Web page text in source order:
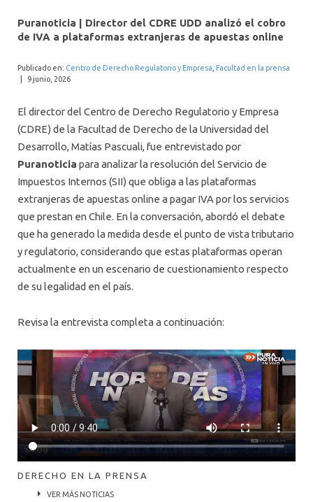
INTERNACIONAL
Puranoticia | Director del CDRE UDD analizó el cobro
de IVA a plataformas extranjeras de apuestas online
Publicado en: Centro de Derecho Regulatorio y Empresa Facultad en la prensa
9 junio, 2026
El director del Centro de Derecho Regulatorio y Empresa
(CDRE) de la Facultad de Derecho de la Universidad del
Desarrollo, Matías Pascuali, fue entrevistado por
Puranoticia para analizar la resolución del Servicio de
Impuestos Internos (SII) que obliga a las plataformas
extranjeras de apuestas online a pagar IVA por los servicios
que prestan en Chile. En la conversación, abordó el debate
que ha generado la medida desde el punto de vista tributario
y regulatorio, considerando que estas plataformas operan
actualmente en un escenario de cuestionamiento respecto
de su legalidad en el país.
Revisa la entrevista completa a continuación:
DERECHO EN LA PRENSA
VER MÁS NOTICIAS